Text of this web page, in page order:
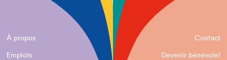
À propos
Contact
Emplois
Devenir bénévole!